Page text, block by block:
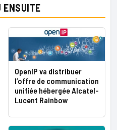
ENSUITE
OpenIP va distribuer
l’offre de communication
unifiée hébergée Alcatel-
Lucent Rainbow